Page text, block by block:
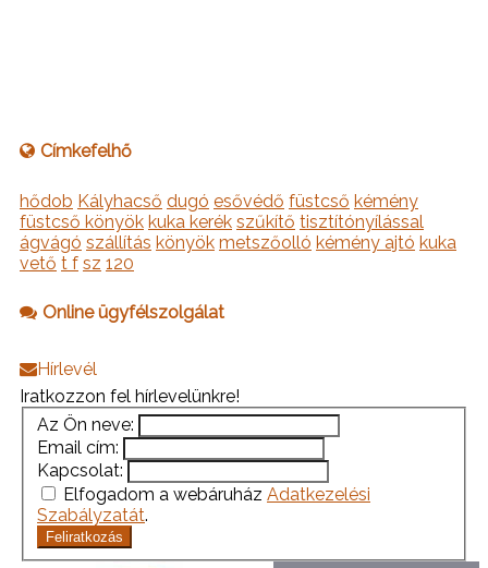
Címkefelhő
hődob Kályhacső dugó esővédő füstcső kémény
füstcső könyök kuka kerék szűkítő tisztítónyílással
ágvágó szállítás könyök metszőolló kémény ajtó kuka
vető t f sz 120
Online ügyfélszolgálat
Hírlevél
Iratkozzon fel hírlevelünkre!
Az Ön neve:
Email cím:
Kapcsolat:
Elfogadom a webáruház Adatkezelési
Szabályzatát.
Feliratkozás